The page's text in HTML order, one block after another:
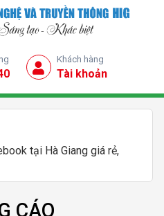
Khách hàng
Tài khoản
tại Hà Giang giá rẻ,
CÁO